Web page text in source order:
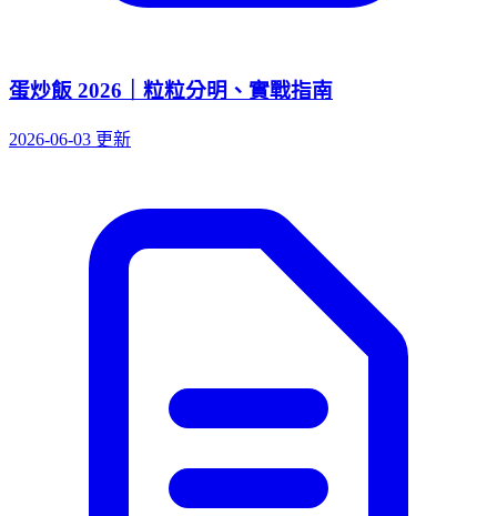
蛋炒飯 2026｜粒粒分明、實戰指南
2026-06-03 更新